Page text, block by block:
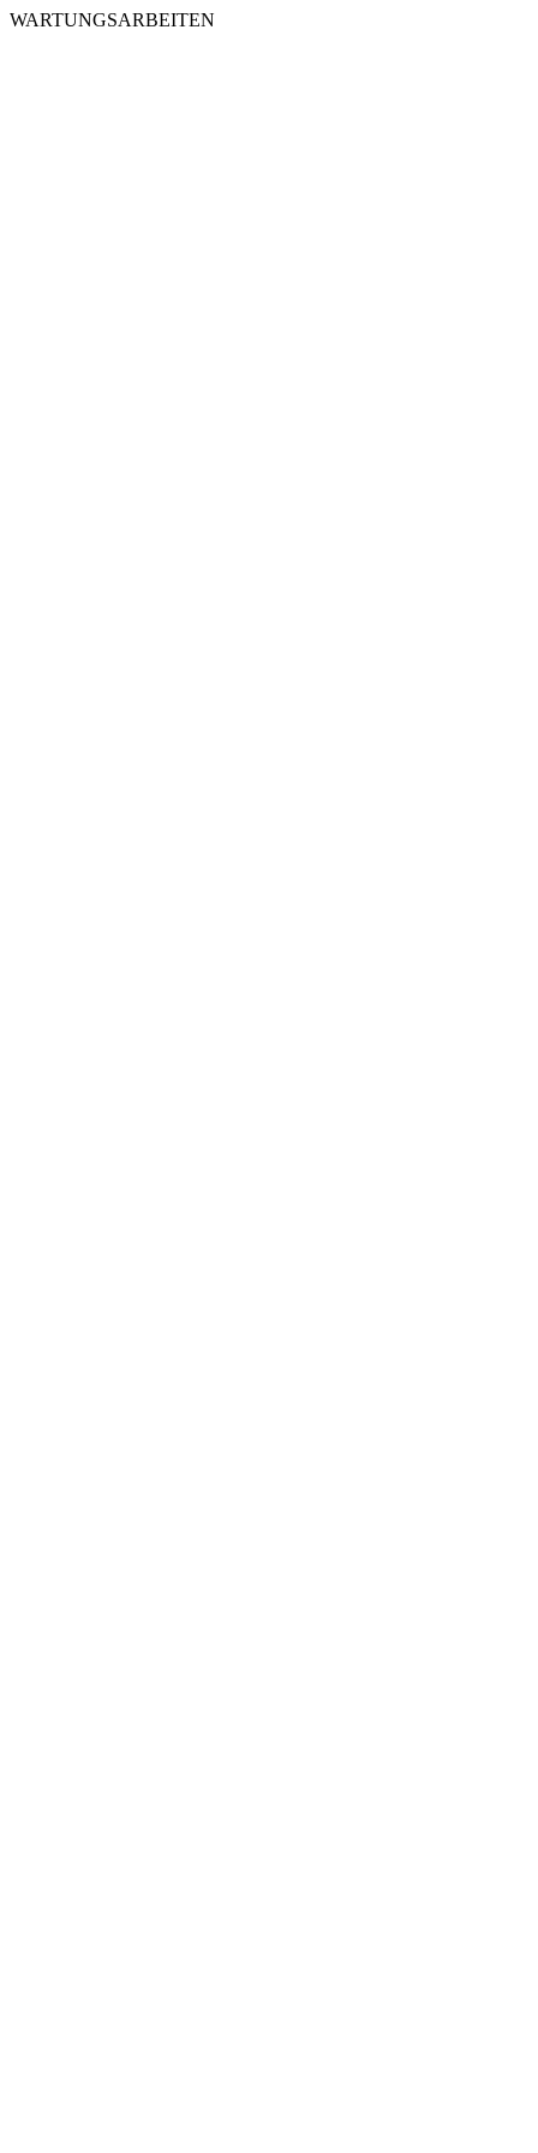
WARTUNGSARBEITEN